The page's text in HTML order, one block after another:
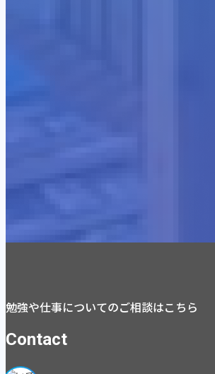
勉強や仕事についてのご相談はこちら
Contact